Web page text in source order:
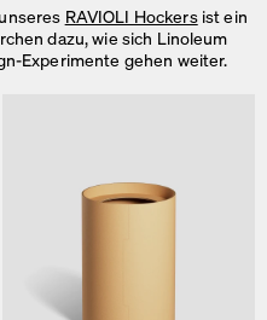
RAVIOLI Hockersist ein
dazu, wie sich Linoleum
Experimente gehen weiter.